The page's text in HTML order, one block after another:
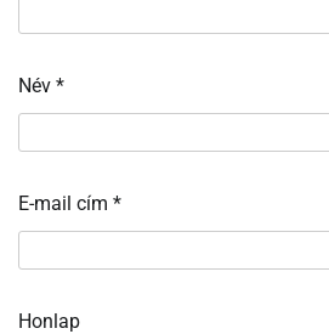
Név *
E-mail cím *
Honlap